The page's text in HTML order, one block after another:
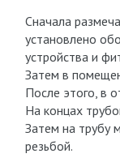
Сначала
установлено
устройства и
Затем в
После этого, в
На концах
Затем на трубу
резьбой.